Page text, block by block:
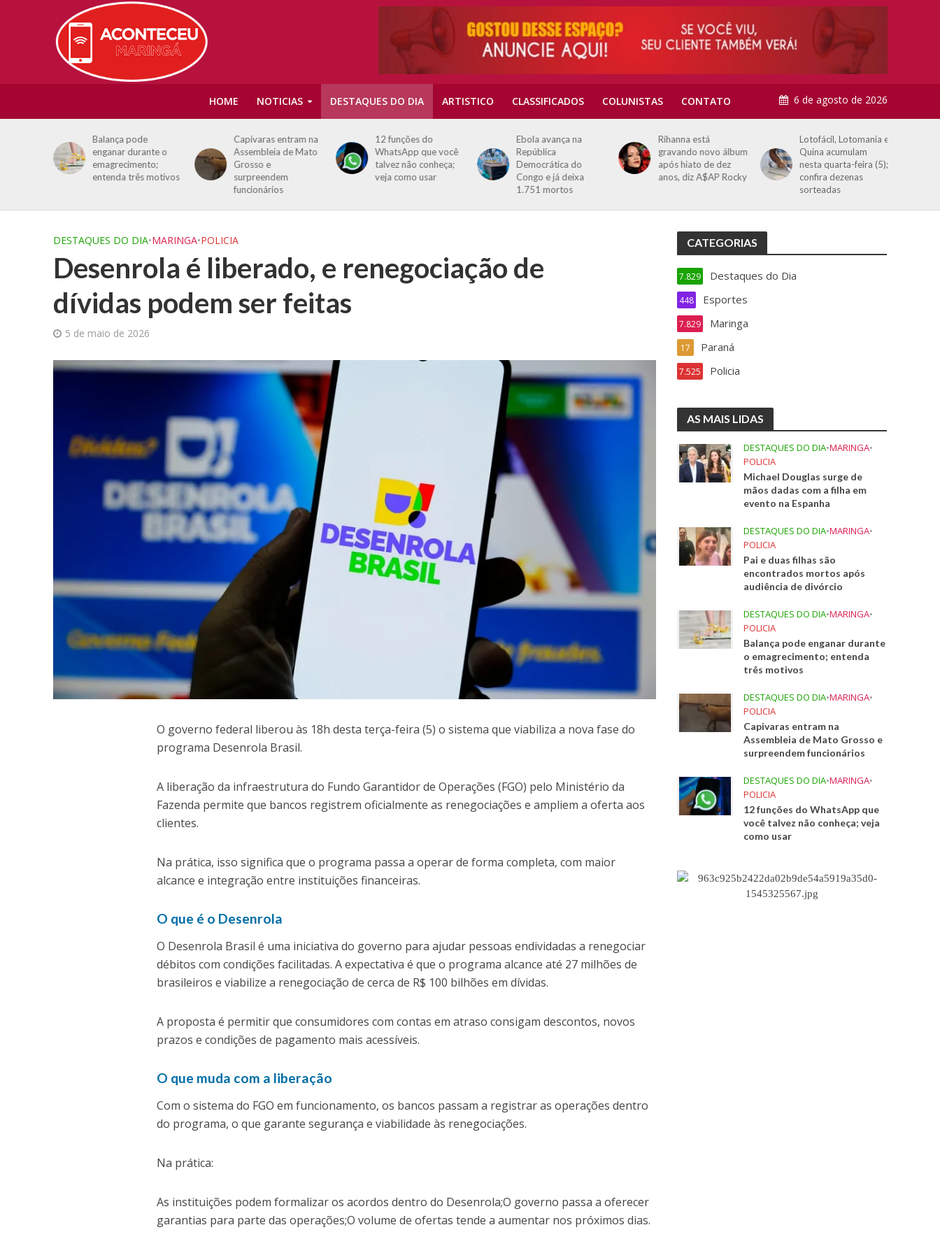
HOME NOTICIAS DESTAQUES DO DIA ARTISTICO CLASSIFICADOS COLUNISTAS CONTATO 6 de agosto de 2026
Balança pode
enganar durante o
emagrecimento;
entenda três motivos
Capivaras entram na
Assembleia de Mato
Grosso e
surpreendem
funcionários
12 funções do
WhatsApp que você
talvez não conheça;
veja como usar
Ebola avança na
República
Democrática do
Congo e já deixa
1.751 mortos
Rihanna está
gravando novo álbum
após hiato de dez
anos, diz A$AP Rocky
Lotofácil, Lotomania e
Quina acumulam
nesta quarta-feira (5);
confira dezenas
sorteadas
DESTAQUES DO DIA•MARINGA•POLICIA
Desenrola é liberado, e renegociação de
dívidas podem ser feitas
5 de maio de 2026
O governo federal liberou às 18h desta terça-feira (5) o sistema que viabiliza a nova fase do
programa Desenrola Brasil.
A liberação da infraestrutura do Fundo Garantidor de Operações (FGO) pelo Ministério da
Fazenda permite que bancos registrem oficialmente as renegociações e ampliem a oferta aos
clientes.
Na prática, isso significa que o programa passa a operar de forma completa, com maior
alcance e integração entre instituições financeiras.
O que é o Desenrola
O Desenrola Brasil é uma iniciativa do governo para ajudar pessoas endividadas a renegociar
débitos com condições facilitadas. A expectativa é que o programa alcance até 27 milhões de
brasileiros e viabilize a renegociação de cerca de R$ 100 bilhões em dívidas.
A proposta é permitir que consumidores com contas em atraso consigam descontos, novos
prazos e condições de pagamento mais acessíveis.
O que muda com a liberação
Com o sistema do FGO em funcionamento, os bancos passam a registrar as operações dentro
do programa, o que garante segurança e viabilidade às renegociações.
Na prática:
As instituições podem formalizar os acordos dentro do Desenrola;O governo passa a oferecer
garantias para parte das operações;O volume de ofertas tende a aumentar nos próximos dias.
CATEGORIAS
Destaques do Dia
7.829
Esportes
448
Maringa
7.829
Paraná
17
Policia
7.525
AS MAIS LIDAS
DESTAQUES DO DIA•MARINGA•
POLICIA
Michael Douglas surge de
mãos dadas com a filha em
evento na Espanha
DESTAQUES DO DIA•MARINGA•
POLICIA
Pai e duas filhas são
encontrados mortos após
audiência de divórcio
DESTAQUES DO DIA•MARINGA•
POLICIA
Balança pode enganar durante
o emagrecimento; entenda
três motivos
DESTAQUES DO DIA•MARINGA•
POLICIA
Capivaras entram na
Assembleia de Mato Grosso e
surpreendem funcionários
DESTAQUES DO DIA•MARINGA•
POLICIA
12 funções do WhatsApp que
você talvez não conheça; veja
como usar